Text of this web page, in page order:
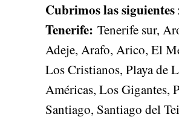
Cubrimos las siguientes
Tenerife: Tenerife sur,
Adeje, Arafo, Arico, El
Los Cristianos, Playa de
Américas, Los Gigantes,
Santiago, Santiago del